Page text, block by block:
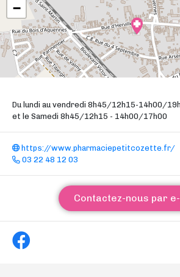
−
Du lundi au vendredi 8h45/12h15-14h00/
et le Samedi 8h45/12h15 - 14h00/17h00
https://www.pharmaciepetitcozette.fr/
03 22 48 12 03
Contactez-nous par